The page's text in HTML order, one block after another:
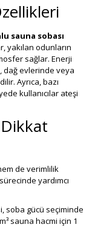
sauna sobası
yakılan odunların
sağlar. Enerji
dağ evlerinde veya
Ayrıca, bazı
kullanıcılar ateşi
de verimlilik
yardımcı
soba gücü seçiminde
sauna hacmi için 1